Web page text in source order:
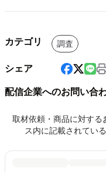
カテゴリ 調査
シェア
配信企業へのお問い合
取材依頼・商品に対する
ス内に記載されてい